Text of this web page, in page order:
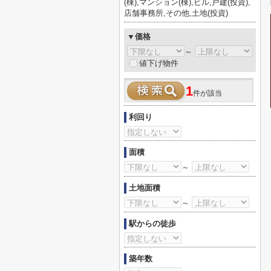
(棟),マンション(棟),ビル,戸建(投資),
店舗事務所,その他,土地(投資)
▼価格
～
値下げ物件
1件が該当
利回り
面積
～
土地面積
～
駅からの徒歩
築年数